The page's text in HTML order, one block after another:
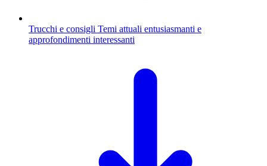
Trucchi e consigli Temi attuali entusiasmanti e
approfondimenti interessanti